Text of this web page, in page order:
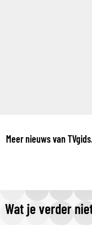
Meer nieuws van
Wat je verder